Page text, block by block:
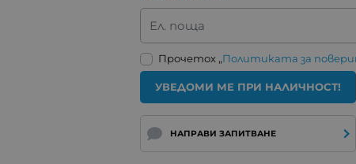
Ел. поща
Прочетох „Политиката за
УВЕДОМИ МЕ ПРИ НАЛИЧНОСТ!
НАПРАВИ ЗАПИТВАНЕ